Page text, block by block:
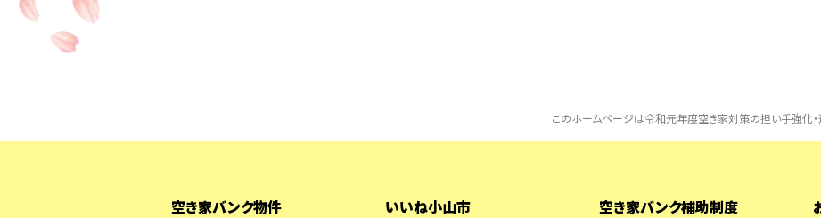
このホームページは令和元年度空き家対策の担い手強化
空き家バンク物件 いいね小山市 空き家バンク補助制度